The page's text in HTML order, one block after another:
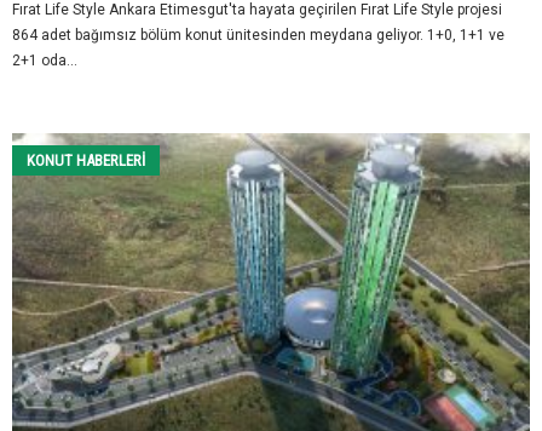
Fırat Life Style Ankara Etimesgut'ta hayata geçirilen Fırat Life Style projesi
864 adet bağımsız bölüm konut ünitesinden meydana geliyor. 1+0, 1+1 ve
2+1 oda...
KONUT HABERLERI